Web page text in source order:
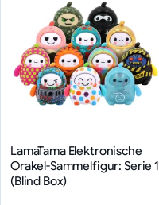
LamaTama Elektronische
Orakel-Sammelfigur: Serie 1
(Blind Box)